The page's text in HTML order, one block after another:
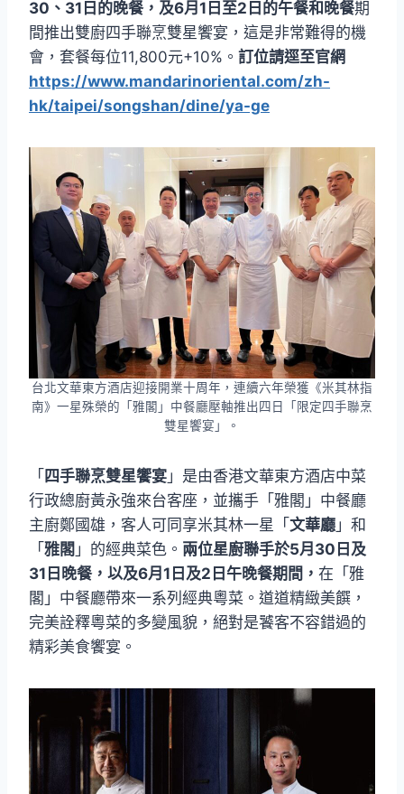
30、31日的晚餐，及6月1日至2日的午餐和晚餐期
間推出雙廚四手聯烹雙星饗宴，這是非常難得的機
會，套餐每位11,800元+10%。 訂位請逕至官網
https://www.mandarinoriental.com/zh-
hk/taipei/songshan/dine/ya-ge
台北文華東方酒店迎接開業十周年，連續六年榮獲《米其林指
南》一星殊榮的「雅閣」中餐廳壓軸推出四日「限定四手聯烹
雙星饗宴」。
「 四手聯烹雙星饗宴 」是由香港文華東方酒店中菜
行政總廚黃永強來台客座，並攜手「雅閣」中餐廳
主廚鄭國雄，客人可同享米其林一星「 文華廳 」和
「 雅閣 」的經典菜色。 兩位星廚聯手於5月30日及
31日晚餐，以及6月1日及2日午晚餐期間， 在「雅
閣」中餐廳帶來一系列經典粵菜。道道精緻美饌，
完美詮釋粵菜的多變風貌，絕對是饕客不容錯過的
精彩美食饗宴。